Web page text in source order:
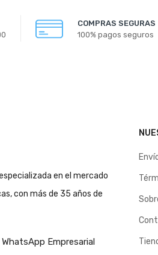
COMPRAS SEGURAS
100% pagos seguros
en el mercado
con más de 35 años de
Empresarial